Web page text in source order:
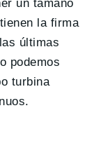
un tamaño
la firma
últimas
podemos
turbina